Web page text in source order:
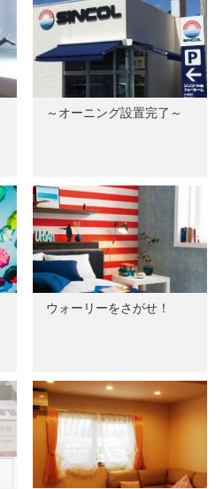
～オーニング設置完了～
ウォーリーをさがせ！